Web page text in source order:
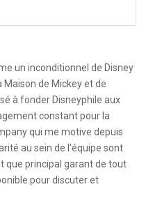
un inconditionnel de Disney
de Mickey et de
à fonder Disneyphile aux
constant pour la
qui me motive depuis
au sein de l'équipe sont
que principal garant de tout
pour discuter et